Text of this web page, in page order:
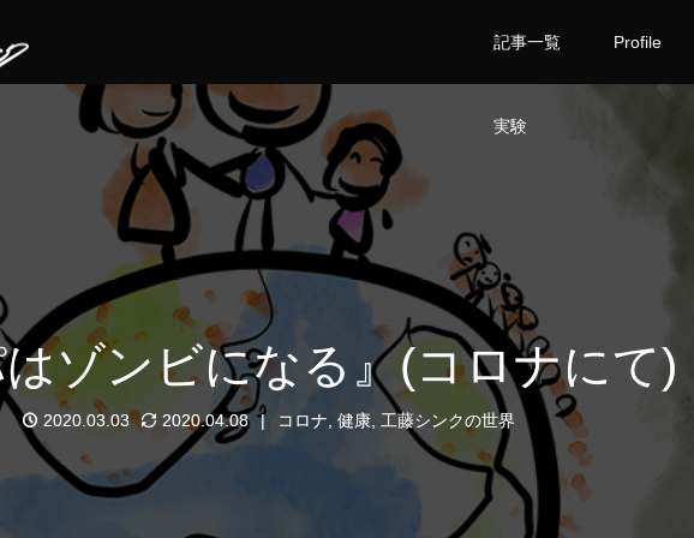
記事一覧 Profile
実験
ゾンビになる』(コロナにて)
2020.03.03 2020.04.08 コロナ 健康 工藤シンクの世界